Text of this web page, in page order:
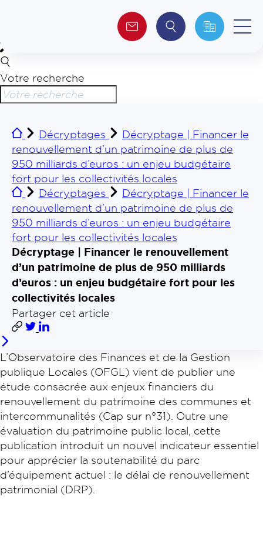
Qui sommes-nous ?
Investisseurs
Journalistes
Votre recherche
Décryptages
Décryptage | Financer le
renouvellement d’un patrimoine de plus de
950 milliards d’euros : un enjeu budgétaire
fort pour les collectivités locales
Décryptages
Décryptage | Financer le
renouvellement d’un patrimoine de plus de
950 milliards d’euros : un enjeu budgétaire
fort pour les collectivités locales
Décryptage | Financer le renouvellement
d’un patrimoine de plus de 950 milliards
d’euros : un enjeu budgétaire fort pour les
collectivités locales
Partager cet article
L’Observatoire des Finances et de la Gestion
publique Locales (OFGL) vient de publier une
étude consacrée aux enjeux financiers du
renouvellement du patrimoine des communes et
intercommunalités (Cap sur n°31). Outre une
évaluation du patrimoine public local, cette
publication introduit un nouvel indicateur essentiel
pour apprécier la soutenabilité du parc
d’équipement actuel : le délai de renouvellement
patrimonial (DRP).